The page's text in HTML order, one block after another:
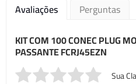
Avaliações
Perguntas
KIT COM 100 CONEC PLUG
PASSANTE FCRJ45EZN
Sua